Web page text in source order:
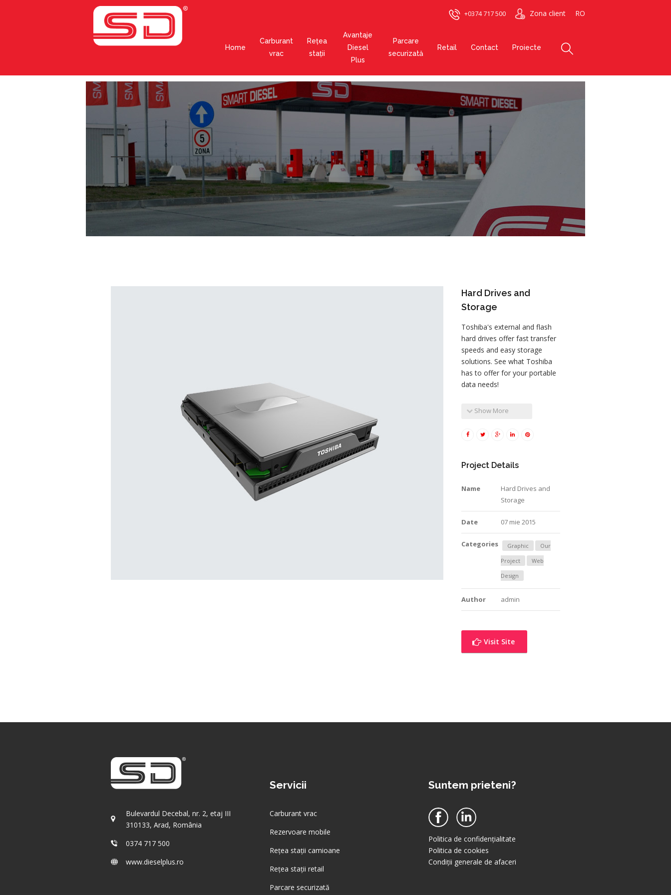
+0374 717 500 Zona client RO
Home
Carburant
vrac
Rețea
stații
Avantaje
Diesel
Plus
Parcare
securizată
Retail Contact Proiecte
Hard Drives and
Storage
Toshiba's external and flash
hard drives offer fast transfer
speeds and easy storage
solutions. See what Toshiba
has to offer for your portable
data needs!
Show More
Project Details
Name
Hard Drives and
Storage
Date 07 mie 2015
Categories Graphic
Our
Project
Web
Design
Author admin
Visit Site
Bulevardul Decebal, nr. 2, etaj III
310133, Arad, România
0374 717 500
www.dieselplus.ro
Servicii
Carburant vrac
Rezervoare mobile
Rețea stații camioane
Rețea stații retail
Parcare securizată
Suntem prieteni?
Politica de confidențialitate
Politica de cookies
Condiții generale de afaceri